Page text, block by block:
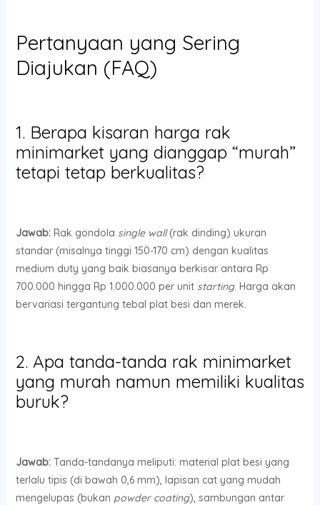
Pertanyaan yang Sering
Diajukan (FAQ)
1. Berapa kisaran harga rak
minimarket yang dianggap “murah”
tetapi tetap berkualitas?
Jawab:Rak gondola single wall(rak dinding) ukuran
standar (misalnya tinggi 150-170 cm) dengan kualitas
medium duty yang baik biasanya berkisar antara Rp
700.000 hingga Rp 1.000.000 per unit starting. Harga akan
bervariasi tergantung tebal plat besi dan merek.
2. Apa tanda-tanda rak minimarket
yang murah namun memiliki kualitas
buruk?
Jawab:Tanda-tandanya meliputi: material plat besi yang
terlalu tipis (di bawah 0,6 mm), lapisan cat yang mudah
mengelupas (bukan powder coating), sambungan antar